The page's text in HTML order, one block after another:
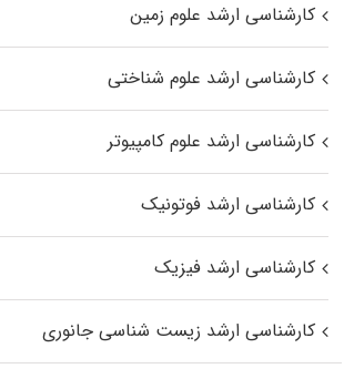
کارشناسی ارشد علوم زمین
کارشناسی ارشد علوم شناختی
کارشناسی ارشد علوم کامپیوتر
کارشناسی ارشد فوتونیک
کارشناسی ارشد فیزیک
کارشناسی ارشد زیست‌ شناسی جانوری